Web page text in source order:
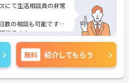
にて生活相談員の非常
数の相談も可能ですの
能です♪
みたい方のご応募も大
策ポイントなどさらに
お気軽にご相談くださ
無料 紹介してもらう